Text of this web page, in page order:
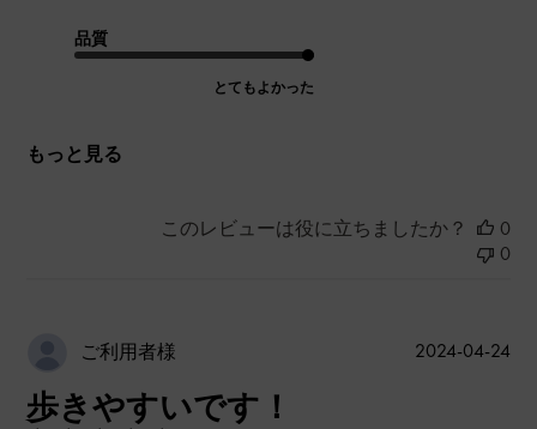
品質
とてもよかった
もっと見る
このレビューは役に立ちましたか？
0
0
ご利用者様
歩きやすいです！
公
2024-04-24